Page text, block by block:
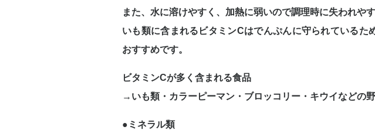
また、水に溶けやすく、加熱に弱いので調理時に失われや
いも類に含まれるビタミンCはでんぷんに守られているた
おすすめです。
ビタミンCが多く含まれる食品
→いも類・カラーピーマン・ブロッコリー・キウイなどの
●ミネラル類